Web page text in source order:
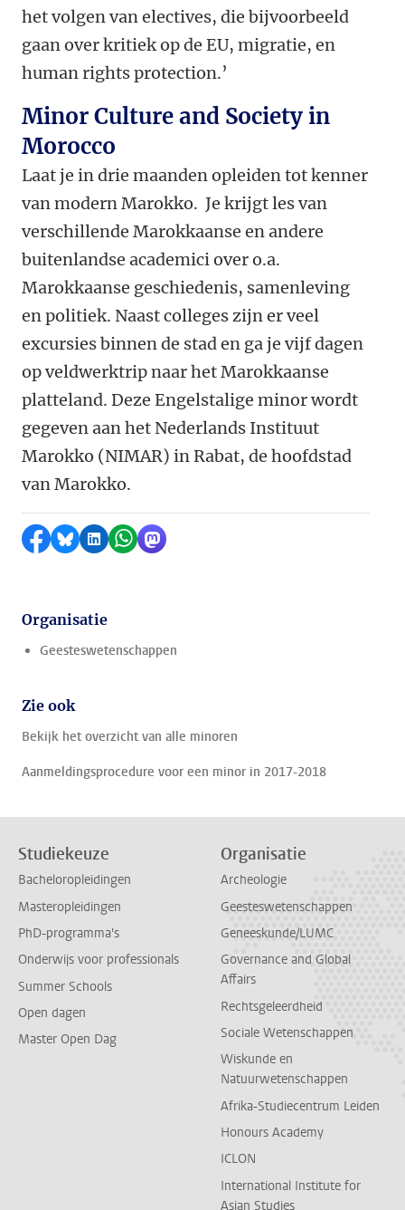
het volgen van electives, die bijvoorbeeld
gaan over kritiek op de EU, migratie, en
human rights protection.’
Minor Culture and Society in
Morocco
Laat je in drie maanden opleiden tot kenner
van modern Marokko. Je krijgt les van
verschillende Marokkaanse en andere
buitenlandse academici over o.a.
Marokkaanse geschiedenis, samenleving
en politiek. Naast colleges zijn er veel
excursies binnen de stad en ga je vijf dagen
op veldwerktrip naar het Marokkaanse
platteland. Deze Engelstalige minor wordt
gegeven aan het Nederlands Instituut
Marokko (NIMAR) in Rabat, de hoofdstad
van Marokko.
Delen op Facebook
Delen via Bluesky
Delen op LinkedIn
Delen via WhatsApp
Delen via Mastodon
Organisatie
Geesteswetenschappen
Zie ook
Bekijk het overzicht van alle minoren
Aanmeldingsprocedure voor een minor in 2017-2018
Studiekeuze
Bacheloropleidingen
Masteropleidingen
PhD-programma's
Onderwijs voor professionals
Summer Schools
Open dagen
Master Open Dag
Organisatie
Archeologie
Geesteswetenschappen
Geneeskunde/LUMC
Governance and Global
Affairs
Rechtsgeleerdheid
Sociale Wetenschappen
Wiskunde en
Natuurwetenschappen
Afrika-Studiecentrum Leiden
Honours Academy
ICLON
International Institute for
Asian Studies